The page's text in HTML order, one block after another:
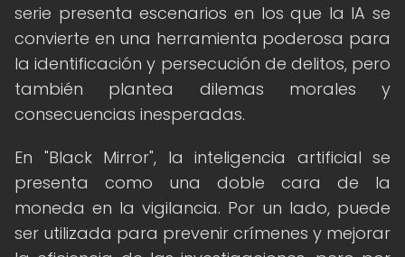
serie presenta escenarios en los que la IA se
convierte en una herramienta poderosa para
la identificación y persecución de delitos, pero
también plantea dilemas morales y
consecuencias inesperadas.
En "Black Mirror", la inteligencia artificial se
presenta como una doble cara de la
moneda en la vigilancia. Por un lado, puede
ser utilizada para prevenir crímenes y mejorar